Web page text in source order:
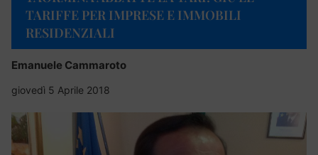
TARIFFE PER IMPRESE E IMMOBILI
RESIDENZIALI
Emanuele Cammaroto
giovedì 5 Aprile 2018